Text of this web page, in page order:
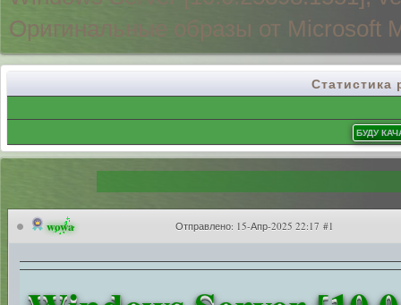
Оригинальные образы от Microsoft
Статистика
wowa Отправлено: 15-Апр-2025 22:17 #1